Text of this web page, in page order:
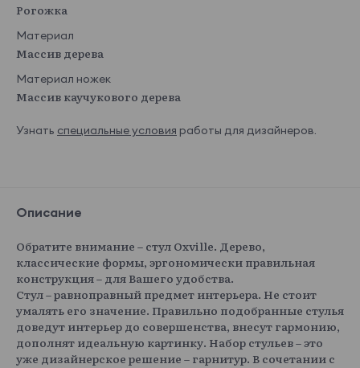
Рогожка
Материал
Массив дерева
Материал ножек
Массив каучукового дерева
Узнать специальные условия работы для дизайнеров.
Описание
Обратите внимание – стул Oxville. Дерево,
классические формы, эргономически правильная
конструкция – для Вашего удобства.
Стул – равноправный предмет интерьера. Не стоит
умалять его значение. Правильно подобранные стулья
доведут интерьер до совершенства, внесут гармонию,
дополнят идеальную картинку. Набор стульев – это
уже дизайнерское решение – гарнитур. В сочетании с